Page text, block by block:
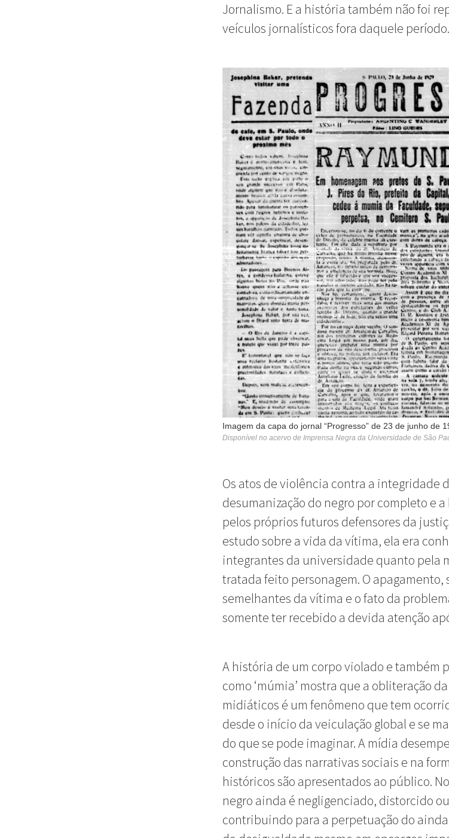
Jornalismo. E a história também não foi
veículos jornalísticos fora daquele período.
Imagem da capa do jornal “Progresso” de 23 de junho de
Disponível no acervo de Imprensa Negra da Universidade de São
Os atos de violência contra a integridade
desumanização do negro por completo e
pelos próprios futuros defensores da
estudo sobre a vida da vítima, ela era
integrantes da universidade quanto pela
tratada feito personagem. O apagamento,
semelhantes da vítima e o fato da
somente ter recebido a devida atenção
A história de um corpo violado e também
como ‘múmia’ mostra que a obliteração
midiáticos é um fenômeno que tem
desde o início da veiculação global e se
do que se pode imaginar. A mídia
construção das narrativas sociais e na
históricos são apresentados ao público.
negro ainda é negligenciado, distorcido
contribuindo para a perpetuação do